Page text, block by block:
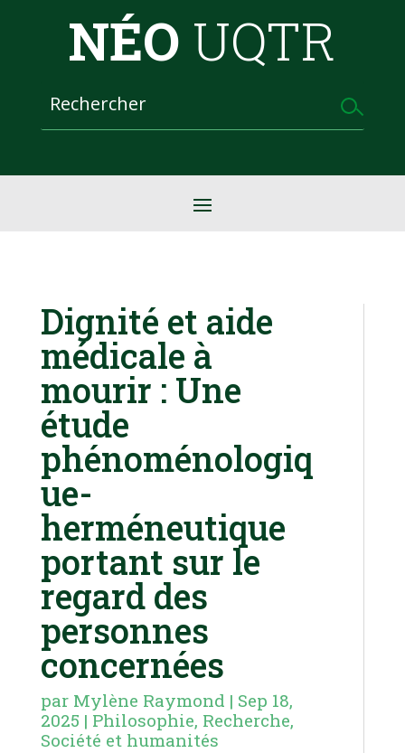
NÉO UQTR
Dignité et aide
médicale à
mourir : Une
étude
phénoménologiq
ue-
herméneutique
portant sur le
regard des
personnes
concernées
par Mylène Raymond | Sep 18,
2025 | Philosophie, Recherche,
Société et humanités